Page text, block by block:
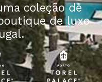
coleção de
de luxo